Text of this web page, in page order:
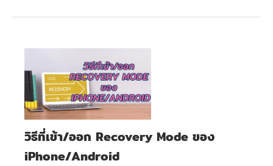
วิธีที่เข้า/ออก Recovery Mode ของ
iPhone/Android